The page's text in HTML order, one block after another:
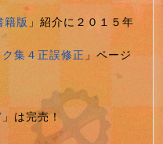
籍版」紹介に２０１５年
集４正誤修正」ページ
」は完売！